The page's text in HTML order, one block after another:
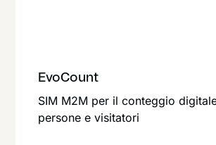
EvoCount
SIM M2M per il conteggio
persone e visitatori